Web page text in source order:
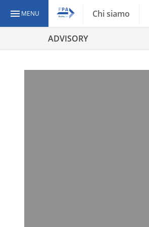
MENU Chi siamo
ADVISORY